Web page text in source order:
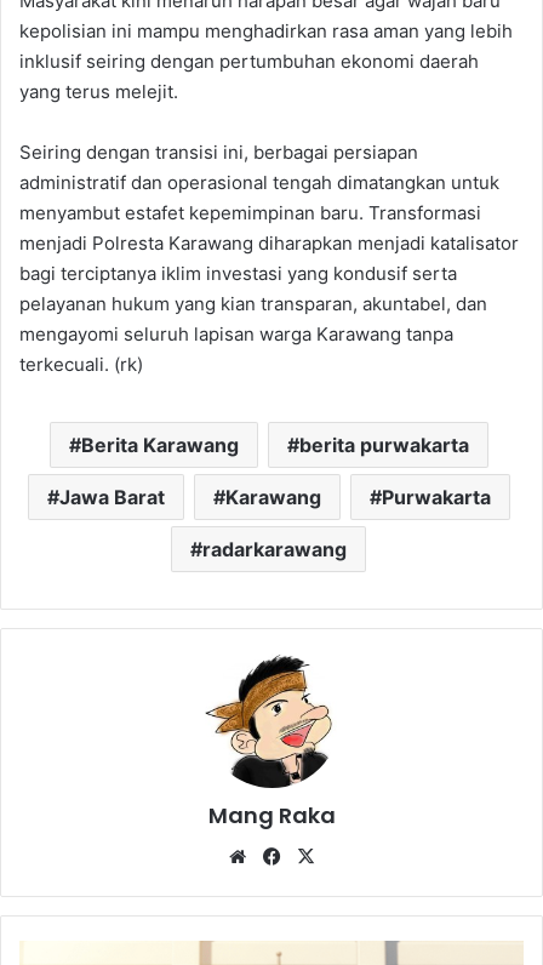
kepolisian ini mampu menghadirkan rasa aman yang lebih
inklusif seiring dengan pertumbuhan ekonomi daerah
yang terus melejit.
Seiring dengan transisi ini, berbagai persiapan
administratif dan operasional tengah dimatangkan untuk
menyambut estafet kepemimpinan baru. Transformasi
menjadi Polresta Karawang diharapkan menjadi katalisator
bagi terciptanya iklim investasi yang kondusif serta
pelayanan hukum yang kian transparan, akuntabel, dan
mengayomi seluruh lapisan warga Karawang tanpa
terkecuali. (rk)
Berita Karawang berita purwakarta
Jawa Barat Karawang Purwakarta
radarkarawang
Mang Raka
WebsiteFacebook